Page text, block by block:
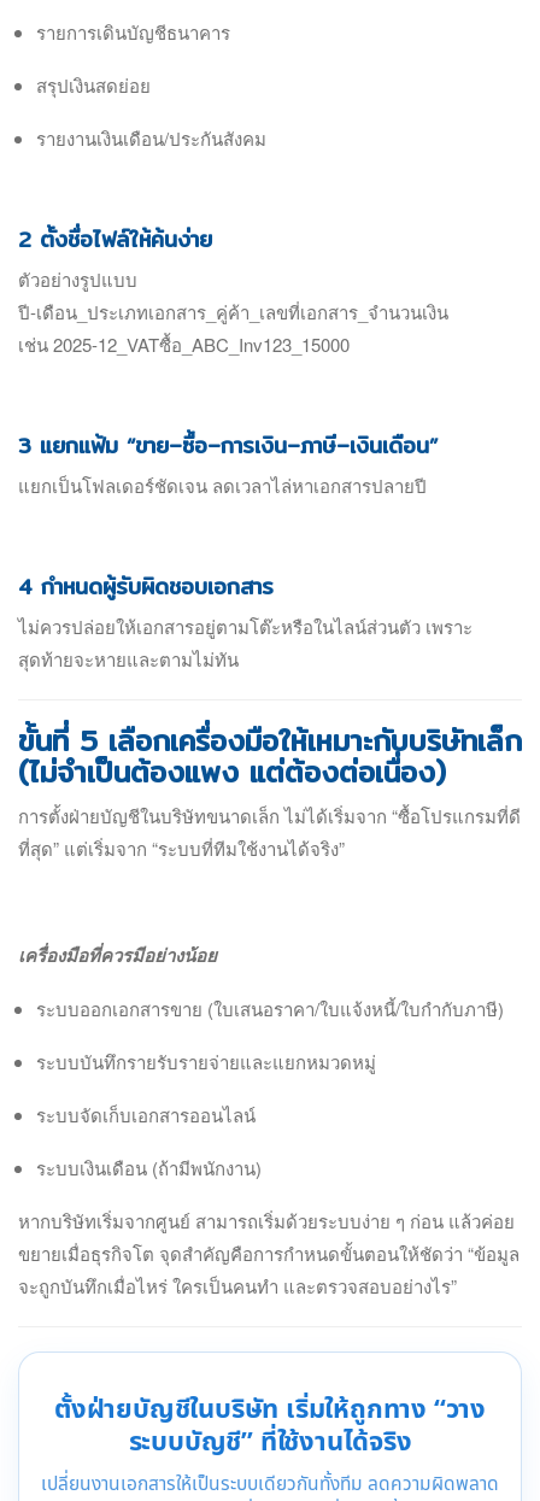
รายการเดินบัญชีธนาคาร
สรุปเงินสดย่อย
รายงานเงินเดือน/ประกันสังคม
2 ตั้งชื่อไฟล์ให้ค้นง่าย
ตัวอย่างรูปแบบ
ปี-เดือน_ประเภทเอกสาร_คู่ค้า_เลขที่เอกสาร_จำนวนเงิน
เช่น 2025-12_VATซื้อ_ABC_Inv123_15000
3 แยกแฟ้ม “ขาย–ซื้อ–การเงิน–ภาษี–เงินเดือน”
แยกเป็นโฟลเดอร์ชัดเจน ลดเวลาไล่หาเอกสารปลายปี
4 กำหนดผู้รับผิดชอบเอกสาร
ไม่ควรปล่อยให้เอกสารอยู่ตามโต๊ะหรือในไลน์ส่วนตัว เพราะ
สุดท้ายจะหายและตามไม่ทัน
ขั้นที่ 5 เลือกเครื่องมือให้เหมาะกับบริษัทเล็ก
(ไม่จำเป็นต้องแพง แต่ต้องต่อเนื่อง)
การตั้งฝ่ายบัญชีในบริษัทขนาดเล็ก ไม่ได้เริ่มจาก “ซื้อโปรแกรมที่ดี
ที่สุด” แต่เริ่มจาก “ระบบที่ทีมใช้งานได้จริง”
เครื่องมือที่ควรมีอย่างน้อย
ระบบออกเอกสารขาย (ใบเสนอราคา/ใบแจ้งหนี้/ใบกำกับภาษี)
ระบบบันทึกรายรับรายจ่ายและแยกหมวดหมู่
ระบบจัดเก็บเอกสารออนไลน์
ระบบเงินเดือน (ถ้ามีพนักงาน)
หากบริษัทเริ่มจากศูนย์ สามารถเริ่มด้วยระบบง่าย ๆ ก่อน แล้วค่อย
ขยายเมื่อธุรกิจโต จุดสำคัญคือการกำหนดขั้นตอนให้ชัดว่า “ข้อมูล
จะถูกบันทึกเมื่อไหร่ ใครเป็นคนทำ และตรวจสอบอย่างไร”
ตั้งฝ่ายบัญชีในบริษัท เริ่มให้ถูกทาง “วาง
ระบบบัญชี” ที่ใช้งานได้จริง
เปลี่ยนงานเอกสารให้เป็นระบบเดียวกันทั้งทีม ลดความผิดพลาด